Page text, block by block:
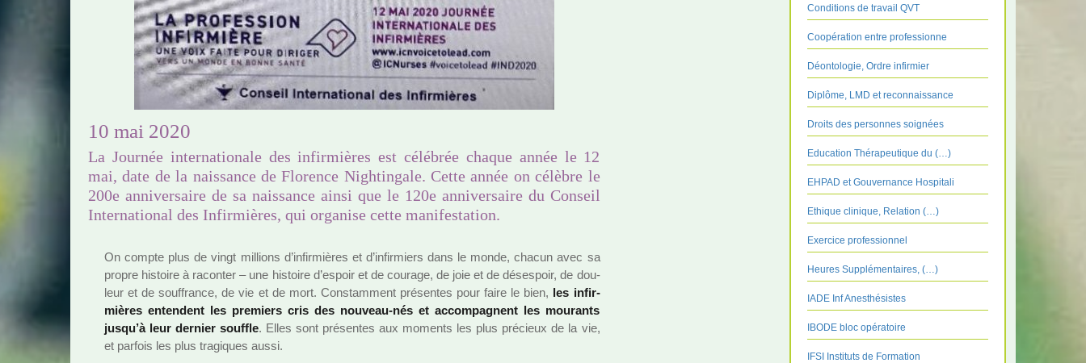
10 mai 2020
La Journée internationale des infirmières est célébrée chaque année le 12
mai, date de la naissance de Florence Nightingale. Cette année on célèbre le
200e anniversaire de sa naissance ainsi que le 120e anniversaire du Conseil
International des Infirmières, qui organise cette manifestation.
On compte plus de vingt mil­lions d’infir­miè­res et d’infir­miers dans le monde, chacun avec sa
propre his­toire à raconter – une his­toire d’espoir et de cou­rage, de joie et de déses­poir, de dou­
leur et de souf­france, de vie et de mort. Constamment pré­sen­tes pour faire le bien, les infir­
miè­res enten­dent les pre­miers cris des nou­veau-nés et accom­pa­gnent les mou­rants
jusqu’à leur der­nier souf­fle. Elles sont pré­sen­tes aux moments les plus pré­cieux de la vie,
et par­fois les plus tra­gi­ques aussi.
Conditions de travail QVT
Coopération entre professionne
Déontologie, Ordre infirmier
Diplôme, LMD et reconnaissance
Droits des personnes soignées
Education Thérapeutique du (…)
EHPAD et Gouvernance Hospitali
Ethique clinique, Relation (…)
Exercice professionnel
Heures Supplémentaires, (…)
IADE Inf Anesthésistes
IBODE bloc opératoire
IFSI Instituts de Formation